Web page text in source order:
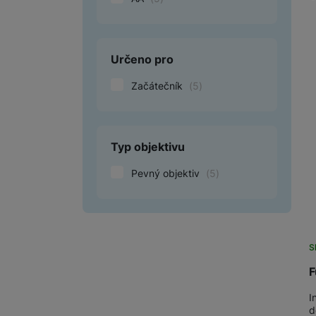
Určeno pro
Začátečník (5)
Typ objektivu
Pevný objektiv (5)